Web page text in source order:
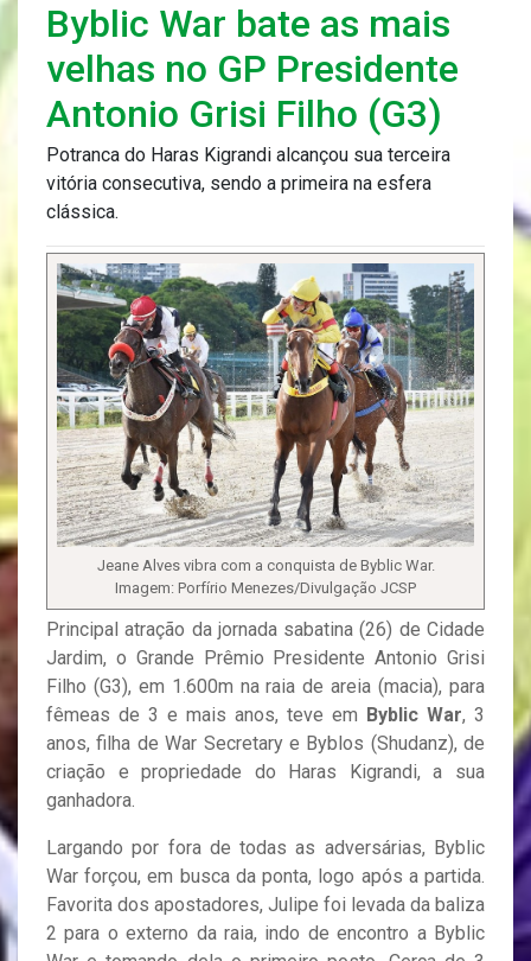
Byblic War bate as mais
velhas no GP Presidente
Antonio Grisi Filho (G3)
Potranca do Haras Kigrandi alcançou sua terceira
vitória consecutiva, sendo a primeira na esfera
clássica.
Jeane Alves vibra com a conquista de Byblic War.
Imagem: Porfírio Menezes/Divulgação JCSP
Principal atração da jornada sabatina (26) de Cidade
Jardim, o Grande Prêmio Presidente Antonio Grisi
Filho (G3), em 1.600m na raia de areia (macia), para
fêmeas de 3 e mais anos, teve em Byblic War, 3
anos, filha de War Secretary e Byblos (Shudanz), de
criação e propriedade do Haras Kigrandi, a sua
ganhadora.
Largando por fora de todas as adversárias, Byblic
War forçou, em busca da ponta, logo após a partida.
Favorita dos apostadores, Julipe foi levada da baliza
2 para o externo da raia, indo de encontro a Byblic